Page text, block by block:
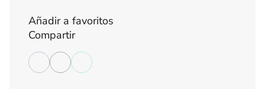
Añadir a favoritos
Compartir